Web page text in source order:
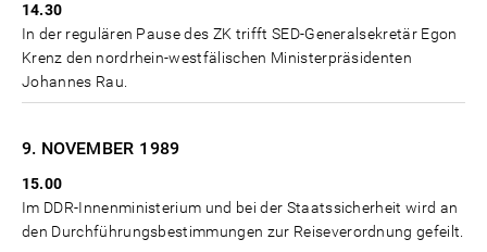
14.30
In der regulären Pause des ZK trifft SED-Generalsekretär Egon
Krenz den nordrhein-westfälischen Ministerpräsidenten
Johannes Rau.
9. NOVEMBER 1989
15.00
Im DDR-Innenministerium und bei der Staatssicherheit wird an
den Durchführungsbestimmungen zur Reiseverordnung gefeilt.